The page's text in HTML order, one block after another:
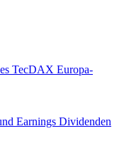
TecDAX Europa-
Earnings Dividenden